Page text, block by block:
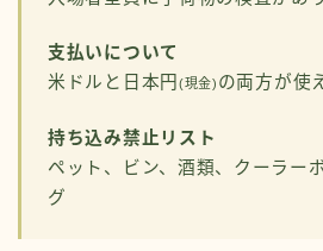
支払いについて
米ドルと日本円 (現金) の両方が使
持ち込み禁止リスト
ペット、ビン、酒類、クーラー
グ